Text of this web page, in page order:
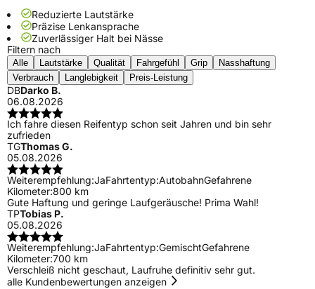
Reduzierte Lautstärke
Präzise Lenkansprache
Zuverlässiger Halt bei Nässe
Filtern nach
Alle Lautstärke Qualität Fahrgefühl Grip
Nasshaftung
Verbrauch
Langlebigkeit Preis-Leistung
DBDarko B.
06.08.2026
Ich fahre diesen Reifentyp schon seit Jahren und bin sehr
zufrieden
TGThomas G.
05.08.2026
Weiterempfehlung:JaFahrtentyp:AutobahnGefahrene
Kilometer:800 km
Gute Haftung und geringe Laufgeräusche! Prima Wahl!
TPTobias P.
05.08.2026
Weiterempfehlung:JaFahrtentyp:GemischtGefahrene
Kilometer:700 km
Verschleiß nicht geschaut, Laufruhe definitiv sehr gut.
alle Kundenbewertungen anzeigen